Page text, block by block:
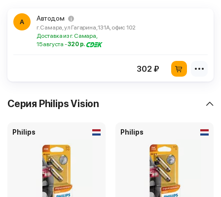
А Автодом
г. Самара, ул Гагарина, 131А, офис 102
Доставка из г. Самара,
15 августа -320 р.
302 ₽
Серия Philips Vision
Philips Philips